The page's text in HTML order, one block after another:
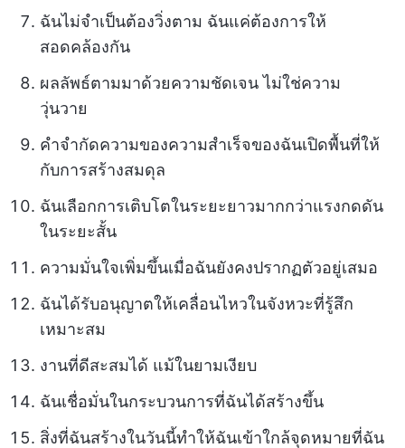
ฉันไม่จำเป็นต้องวิ่งตาม ฉันแค่ต้องการให้
สอดคล้องกัน
ผลลัพธ์ตามมาด้วยความชัดเจน ไม่ใช่ความ
วุ่นวาย
คำจำกัดความของความสำเร็จของฉันเปิดพื้นที่ให้
กับการสร้างสมดุล
ฉันเลือกการเติบโตในระยะยาวมากกว่าแรงกดดัน
ในระยะสั้น
ความมั่นใจเพิ่มขึ้นเมื่อฉันยังคงปรากฏตัวอยู่เสมอ
ฉันได้รับอนุญาตให้เคลื่อนไหวในจังหวะที่รู้สึก
เหมาะสม
งานที่ดีสะสมได้ แม้ในยามเงียบ
ฉันเชื่อมั่นในกระบวนการที่ฉันได้สร้างขึ้น
สิ่งที่ฉันสร้างในวันนี้ทำให้ฉันเข้าใกล้จุดหมายที่ฉัน